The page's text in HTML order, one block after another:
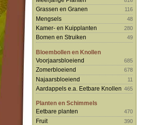
Grassen en Granen 116
Mengsels 48
Kamer- en Kuipplanten 280
Bomen en Struiken 49
Bloembollen en Knollen
Voorjaarsbloeiend
685
Zomerbloeiend 678
Najaarsbloeiend 11
Aardappels e.a. Eetbare Knollen 465
Planten en Schimmels
Eetbare planten
470
Fruit 390